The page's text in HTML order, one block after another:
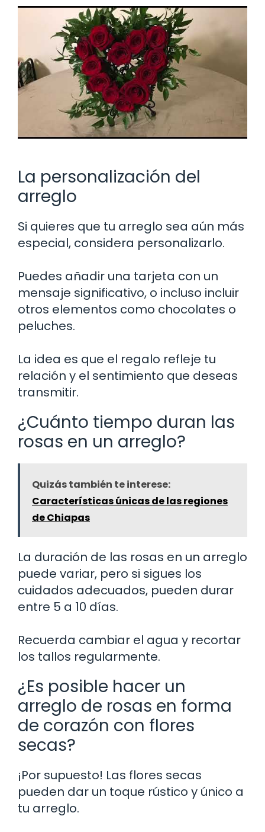
La personalización del
arreglo
Si quieres que tu arreglo sea aún más
especial, considera personalizarlo.
Puedes añadir una tarjeta con un
mensaje significativo, o incluso incluir
otros elementos como chocolates o
peluches.
La idea es que el regalo refleje tu
relación y el sentimiento que deseas
transmitir.
¿Cuánto tiempo duran las
rosas en un arreglo?
Quizás también te interese:
Características únicas de las regiones
de Chiapas
La duración de las rosas en un arreglo
puede variar, pero si sigues los
cuidados adecuados, pueden durar
entre 5 a 10 días.
Recuerda cambiar el agua y recortar
los tallos regularmente.
¿Es posible hacer un
arreglo de rosas en forma
de corazón con flores
secas?
¡Por supuesto! Las flores secas
pueden dar un toque rústico y único a
tu arreglo.